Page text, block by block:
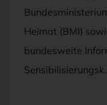
Heimat (BMI)
bundesweite